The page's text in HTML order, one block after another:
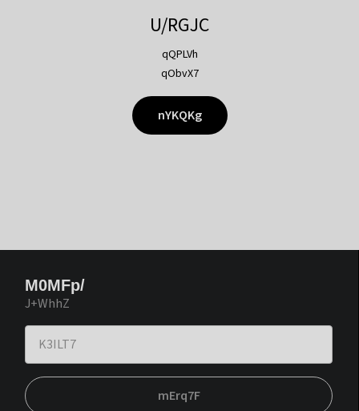
U/RGJC
qQPLVh
qObvX7
nYKQKg
M0MFp/
J+WhhZ
mErq7F